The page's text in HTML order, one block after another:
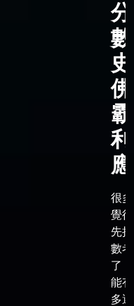
分
應
很
覺
先
數
了
能
多